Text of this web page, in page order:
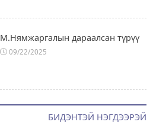
М.Нямжаргалын дараалсан түрүү
09/22/2025
БИДЭНТЭЙ НЭГДЭЭРЭЙ